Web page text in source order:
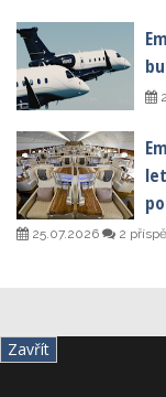
Zavřít
25.07.2026 2